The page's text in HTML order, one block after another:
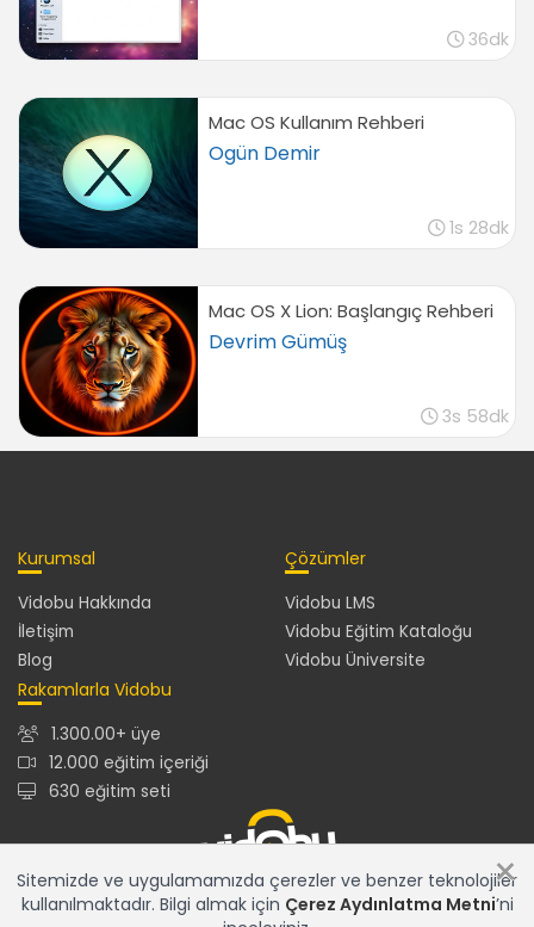
36dk
Mac OS Kullanım Rehberi
Ogün Demir
1s 28dk
Mac OS X Lion: Başlangıç Rehberi
Devrim Gümüş
3s 58dk
Kurumsal
Vidobu Hakkında
İletişim
Blog
Çözümler
Vidobu LMS
Vidobu Eğitim Kataloğu
Vidobu Üniversite
Rakamlarla Vidobu
1.300.00+ üye
12.000 eğitim içeriği
630 eğitim seti
12.000+ eğitim içeriğiyle en güncel ve en zengin eğitim
×
Sitemizde ve uygulamamızda çerezler ve benzer teknolojiler
kullanılmaktadır. Bilgi almak için Çerez Aydınlatma Metni’ni